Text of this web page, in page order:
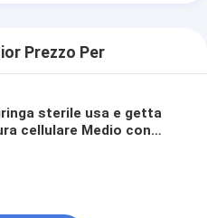
Prezzo Per
sterile usa e getta
cellulare Medio con